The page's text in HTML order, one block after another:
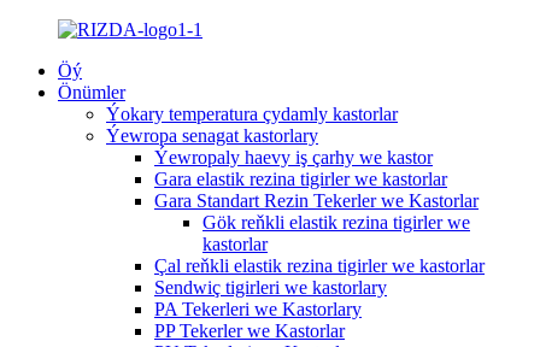
Öý
Önümler
Ýokary temperatura çydamly kastorlar
Ýewropa senagat kastorlary
Ýewropaly haevy iş çarhy we kastor
Gara elastik rezina tigirler we kastorlar
Gara Standart Rezin Tekerler we Kastorlar
Gök reňkli elastik rezina tigirler we
kastorlar
Çal reňkli elastik rezina tigirler we kastorlar
Sendwiç tigirleri we kastorlary
PA Tekerleri we Kastorlary
PP Tekerler we Kastorlar